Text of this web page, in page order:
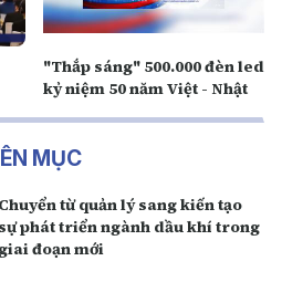
"Thắp sáng" 500.000 đèn led
kỷ niệm 50 năm Việt - Nhật
MỤC
Chuyển từ quản lý sang kiến tạo
sự phát triển ngành dầu khí trong
đoạn mới